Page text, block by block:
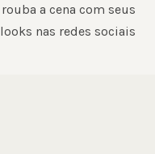
rouba a cena com seus
looks nas redes sociais